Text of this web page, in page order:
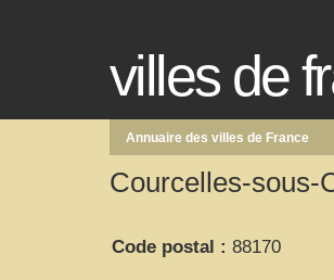
villes de
Annuaire des villes de France
Courcelles-sous-
Code postal : 88170